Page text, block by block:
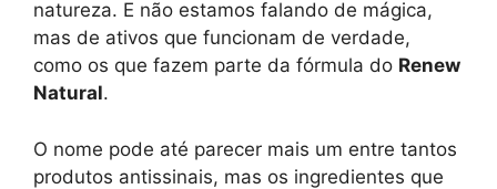
natureza. E não estamos falando de mágica,
mas de ativos que funcionam de verdade,
como os que fazem parte da fórmula do Renew
Natural.
O nome pode até parecer mais um entre tantos
produtos antissinais, mas os ingredientes que